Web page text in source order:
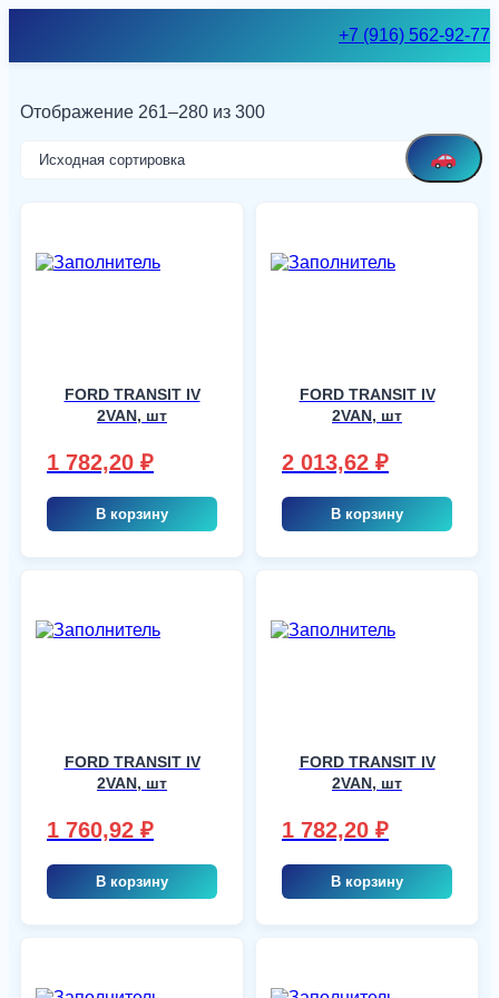
+7 (916) 562-92-77
Отображение 261–280 из 300
FORD TRANSIT IV
2VAN, шт
1 782,20 ₽
В корзину
FORD TRANSIT IV
2VAN, шт
2 013,62 ₽
В корзину
FORD TRANSIT IV
2VAN, шт
1 760,92 ₽
В корзину
FORD TRANSIT IV
2VAN, шт
1 782,20 ₽
В корзину